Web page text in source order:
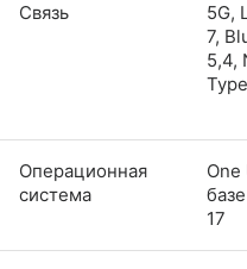
Связь
5G,
7,
5,4,
Операционная
система
One
17